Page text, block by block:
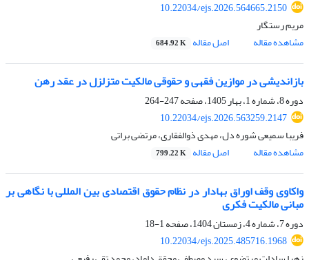
10.22034/ejs.2026.564665.2150
مریم رستگار
مشاهده مقاله
اصل مقاله 684.92 K
بازاندیشی در موازین فقهی و حقوقی مالکیت متزلزل در عقد رهن
دوره 8، شماره 1، بهار 1405، صفحه
247-264
10.22034/ejs.2026.563259.2147
فریبا سمیعی شوره دل، مهدی ذوالفقاری، مرتضی براتی
مشاهده مقاله
اصل مقاله 799.22 K
واکاوی وقف اوراق بهادار در نظام حقوق اقتصادی بین المللی با نگاهی بر
مبانی مالکیت فکری
دوره 7، شماره 4، زمستان 1404، صفحه
1-18
10.22034/ejs.2025.485716.1968